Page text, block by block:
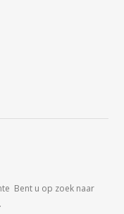
Bent u op zoek naar